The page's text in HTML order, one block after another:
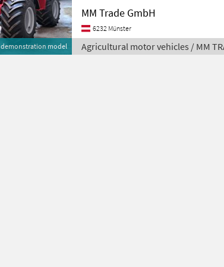
demonstration model
MM Trade GmbH
6232 Münster
Agricultural motor vehicles / MM